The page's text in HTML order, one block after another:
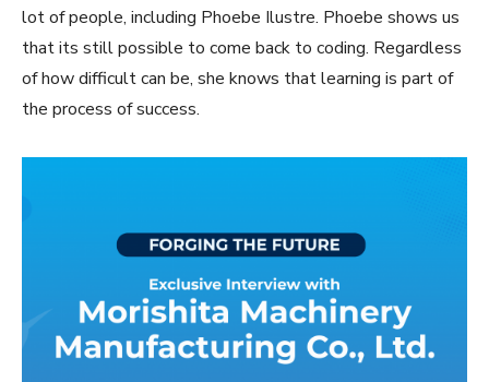
lot of people, including Phoebe Ilustre. Phoebe shows us
that its still possible to come back to coding. Regardless
of how difficult can be, she knows that learning is part of
the process of success.